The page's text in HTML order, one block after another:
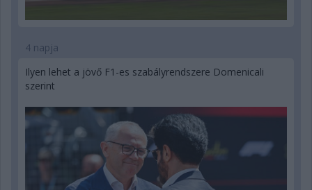
4 napja
Ilyen lehet a jövő F1-es szabályrendszere Domenicali
szerint